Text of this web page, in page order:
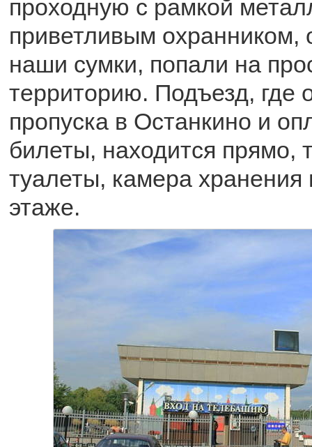
проходную с рамкой
приветливым
наши сумки, попали на
территорию. Подъезд, где
пропуска в Останкино и
билеты, находится прямо,
туалеты, камера
этаже.